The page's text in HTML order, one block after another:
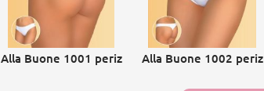
Alla Buone 1001 periz Alla Buone 1002 periz